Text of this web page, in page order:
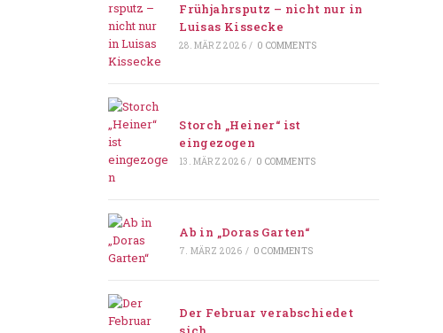
Frühjahrsputz – nicht nur in
Luisas Kissecke
28. MÄRZ 2026 / 0 COMMENTS
Storch „Heiner“ ist
eingezogen
13. MÄRZ 2026 / 0 COMMENTS
Ab in „Doras Garten“
7. MÄRZ 2026 / 0 COMMENTS
Der Februar verabschiedet